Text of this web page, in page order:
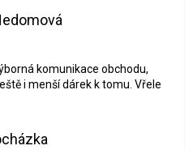
je 5 z 5 hvězdiček.
komunikace obchodu,
i menší dárek k tomu. Vřele